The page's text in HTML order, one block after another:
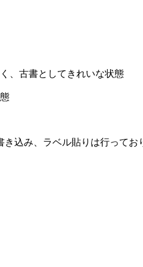
、古書としてきれいな状態
込み、ラベル貼りは行ってお